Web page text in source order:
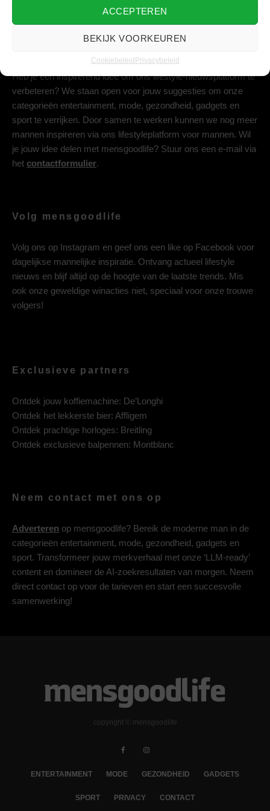
ACCEPTEREN
BEKIJK VOORKEUREN
Cookiebeleid Privacybeleid
Heb je een inspirerend idee om ons lifestyle-nieuwsplatform te
verbeteren? We staan open voor jouw suggesties om onze
categorieën entertainment, mode, gezondheid, gadgets en
sport te verrijken. Door samen te werken kunnen we nog meer
mannen inspireren via ons lifestyleplatform voor mannen. Wil
je jouw idee delen met mensgoodlife? Stuur ons een e-mail via
het contactformulier.
Volg mensgoodlife
Volg ons op Instagram en geef ons een like op Facebook voor
dagelijkse mannelijke inspiratie. Ontvang actueel lifestyle
nieuws en blijf altijd op de hoogte van de laatste trends. Mis
ook onze geweldige winacties niet, speciaal voor onze trouwe
volgers!
Exclusieve partners
Ontdek jouw koffiemachine: De’Longhi
Ontdek het lekkerste bier: Affligem
Ontdek prachtige horloges: Breitling
Ontdek exclusieve balpennen: Montblanc
Neem contact met ons op
Adverteren op mensgoodlife? Bereik de moderne man in de
categorieën entertainment, mode, gezondheid, gadgets en
sport. Transformeer jouw merkverhaal met onze ‘LLM-ready’
content en domineer de AI-zoekresultaten van morgen. Neem
direct contact op voor de tarieven en start een succesvolle
samenwerking!
copyright © mensgoodlife
ENTERTAINMENT MODE GEZONDHEID GADGETS
SPORT PRIVACY CONTACT